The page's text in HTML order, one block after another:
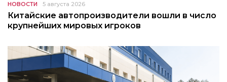
НОВОСТИ 5 августа 2026
Китайские автопроизводители вошли в число
крупнейших мировых игроков